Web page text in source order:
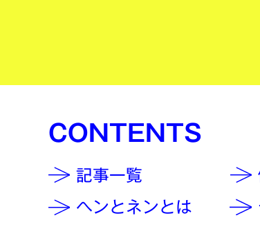
CONTENTS
記事一覧
ヘンとネンとは